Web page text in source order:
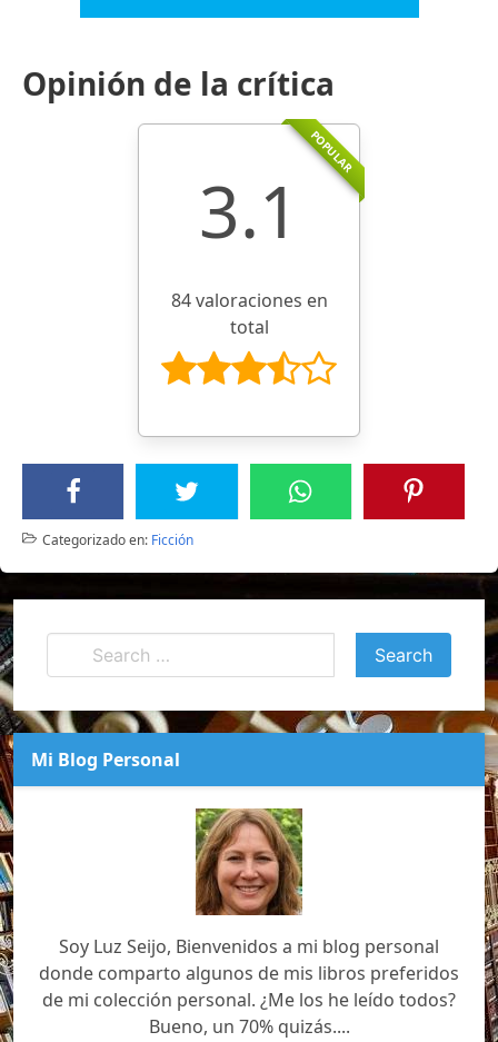
Opinión de la crítica
POPULAR
3.1
84 valoraciones en
total
Categorizado en: Ficción
Mi Blog Personal
Soy Luz Seijo, Bienvenidos a mi blog personal
donde comparto algunos de mis libros preferidos
de mi colección personal. ¿Me los he leído todos?
Bueno, un 70% quizás....